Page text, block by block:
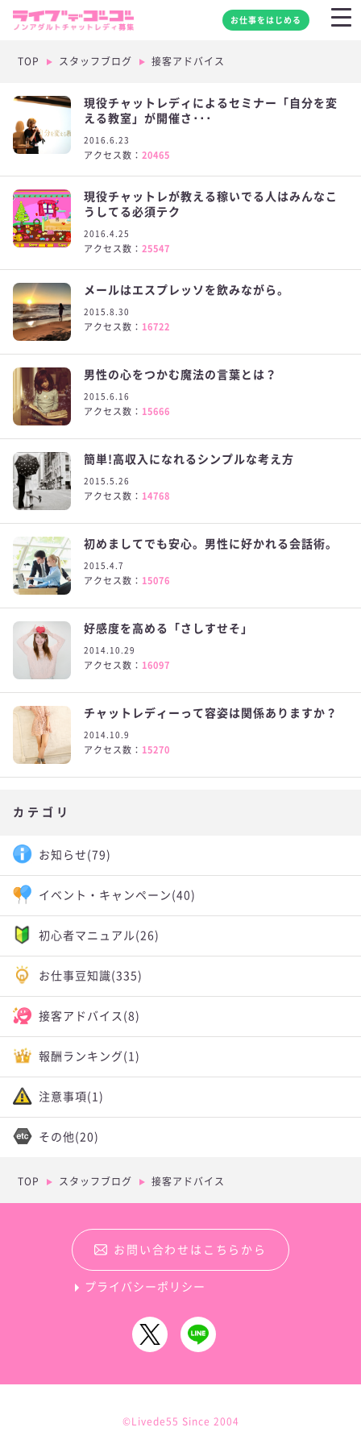
お仕事をはじめる
TOP スタッフブログ 接客アドバイス
現役チャットレディによるセミナー「自分を変
える教室」が開催さ･･･
2016.6.23
アクセス数： 20465
現役チャットレが教える稼いでる人はみんなこ
うしてる必須テク
2016.4.25
アクセス数： 25547
メールはエスプレッソを飲みながら。
2015.8.30
アクセス数： 16722
男性の心をつかむ魔法の言葉とは？
2015.6.16
アクセス数： 15666
簡単!高収入になれるシンプルな考え方
2015.5.26
アクセス数： 14768
初めましてでも安心。男性に好かれる会話術。
2015.4.7
アクセス数： 15076
好感度を高める「さしすせそ」
2014.10.29
アクセス数： 16097
チャットレディーって容姿は関係ありますか？
2014.10.9
アクセス数： 15270
カテゴリ
お知らせ (79)
イベント・キャンペーン (40)
初心者マニュアル(26)
お仕事豆知識(335)
接客アドバイス (8)
報酬ランキング (1)
注意事項 (1)
その他 (20)
TOP スタッフブログ 接客アドバイス
お問い合わせはこちらから
プライバシーポリシー
©Livede55 Since 2004